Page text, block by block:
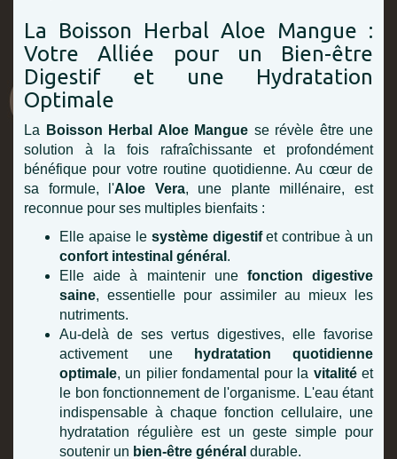
La Boisson Herbal Aloe Mangue :
Votre Alliée pour un Bien-être
Digestif et une Hydratation
Optimale
La Boisson Herbal Aloe Mangue se révèle être une
solution à la fois rafraîchissante et profondément
bénéfique pour votre routine quotidienne. Au cœur de
sa formule, l'Aloe Vera, une plante millénaire, est
reconnue pour ses multiples bienfaits :
Elle apaise le système digestifet contribue à un
confort intestinal général .
Elle aide à maintenir une fonction digestive
saine, essentielle pour assimiler au mieux les
nutriments.
Au-delà de ses vertus digestives, elle favorise
activement une
hydratation quotidienne
optimale, un pilier fondamental pour la vitalitéet
le bon fonctionnement de l'organisme. L'eau étant
indispensable à chaque fonction cellulaire, une
hydratation régulière est un geste simple pour
soutenir un bien-être général durable.